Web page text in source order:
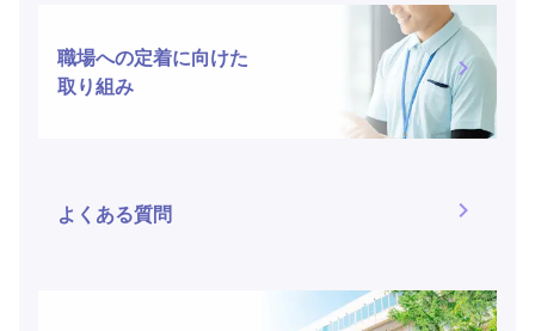
職場への定着に向けた
取り組み
よくある質問